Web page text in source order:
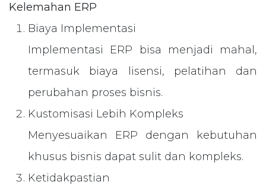
Kelemahan ERP
Biaya Implementasi
Implementasi ERP bisa menjadi mahal,
termasuk biaya lisensi, pelatihan dan
perubahan proses bisnis.
Kustomisasi Lebih Kompleks
Menyesuaikan ERP dengan kebutuhan
khusus bisnis dapat sulit dan kompleks.
Ketidakpastian